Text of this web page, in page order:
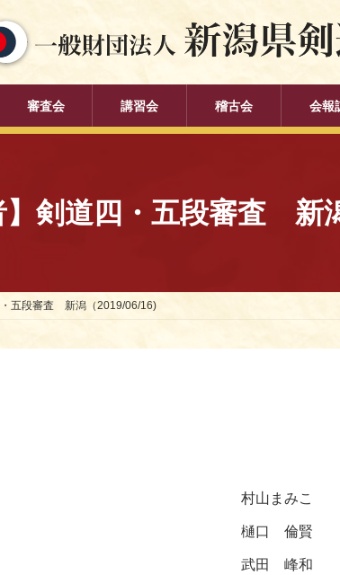
審査会 講習会 稽古会 会報
】剣道四・五段審査 新
・五段審査 新潟（2019/06/16)
村山まみこ
樋口 倫賢
武田 峰和